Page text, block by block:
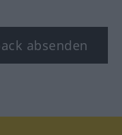
absenden